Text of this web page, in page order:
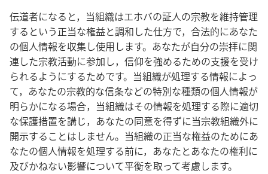
伝道者になると，当組織はエホバの証人の宗教を維持管理
するという正当な権益と調和した仕方で，合法的にあなた
の個人情報を収集し使用します。あなたが自分の崇拝に関
連した宗教活動に参加し，信仰を強めるための支援を受け
られるようにするためです。当組織が処理する情報によっ
て，あなたの宗教的な信条などの特別な種類の個人情報が
明らかになる場合，当組織はその情報を処理する際に適切
な保護措置を講じ，あなたの同意を得ずに当宗教組織外に
開示することはしません。当組織の正当な権益のためにあ
なたの個人情報を処理する前に，あなたとあなたの権利に
及びかねない影響について平衡を取って考慮します。